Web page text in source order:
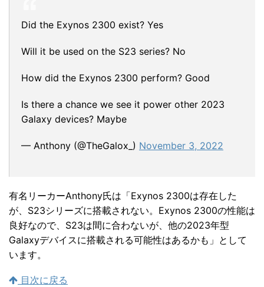
Did the Exynos 2300 exist? Yes
Will it be used on the S23 series? No
How did the Exynos 2300 perform? Good
Is there a chance we see it power other 2023
Galaxy devices? Maybe
— Anthony (@TheGalox_) November 3, 2022
有名リーカーAnthony氏は「Exynos 2300は存在した
が、S23シリーズに搭載されない。Exynos 2300の性能は
良好なので、S23は間に合わないが、他の2023年型
Galaxyデバイスに搭載される可能性はあるかも」として
います。
目次に戻る